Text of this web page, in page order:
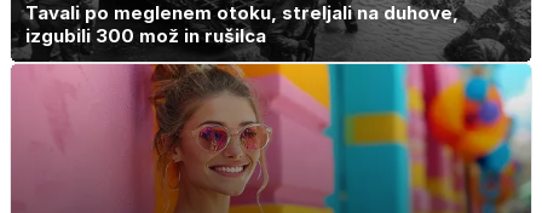
Tavali po meglenem otoku, streljali na duhove,
izgubili 300 mož in rušilca